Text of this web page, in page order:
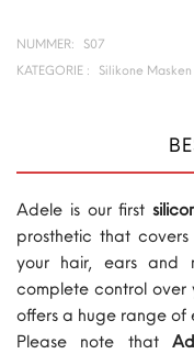
NUMMER:
S07
KATEGORIE :
Silikone Masken
Adele is our first
prosthetic that
your hair, ears and
complete control over
offers a huge range of
Please note that